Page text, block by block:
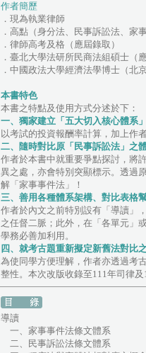
作者簡歷
．現為執業律師
．高點（身分法、民事訴訟法、家
．律師高考及格（應屆錄取）
．臺北大學法研所民商法組碩士（
．中國政法大學經濟法學博士（北
本書特色
本書之特點及使用方式分述於下：
一、獨家建立「五大切入核心體系
以考試的投資報酬率計算，加上作
二、隨時對比原「民事訴訟法」之
作者於本書中就重要爭點探討，將
異之處，亦會特別突顯標示。透過
解「家事事件法」！
三、善用各種體系架構、對比表格
作者於內文之前特別設有「導讀」
之任督二脈；此外，在「各單元」
學務必善加利用。
四、就考古題重新擬定新舊法對比
為使同學方便理解，作者亦透過考
整性。本次改版收錄至111年司律
導讀
一、家事事件法條文體系
二、民事訴訟法條文體系